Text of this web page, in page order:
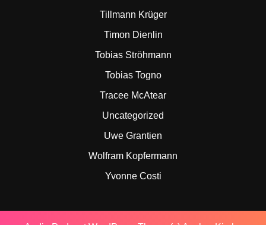
Tillmann Krüger
Timon Dienlin
Tobias Ströhmann
Tobias Togno
Tracee McAtear
Uncategorized
Uwe Grantien
Wolfram Kopfermann
Yvonne Costi